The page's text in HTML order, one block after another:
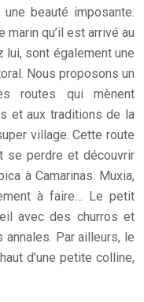
beauté imposante.
qu’il est arrivé au
lui, sont également une
Nous proposons un
routes qui mènent
et aux traditions de la
village. Cette route
se perdre et découvrir
à Camarinas. Muxia,
à faire… Le petit
avec des churros et
annales. Par ailleurs, le
d’une petite colline,